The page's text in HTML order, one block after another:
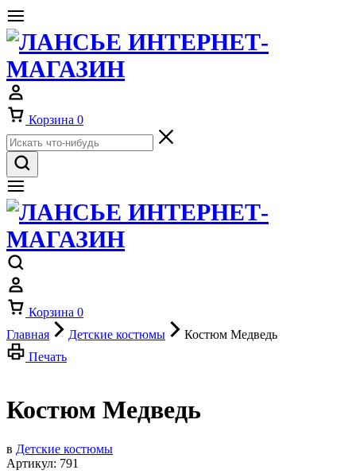
Корзина 0
Корзина 0
Главная
Детские костюмы
Костюм Медведь
Печать
Костюм Медведь
в Детские костюмы
Артикул: 791